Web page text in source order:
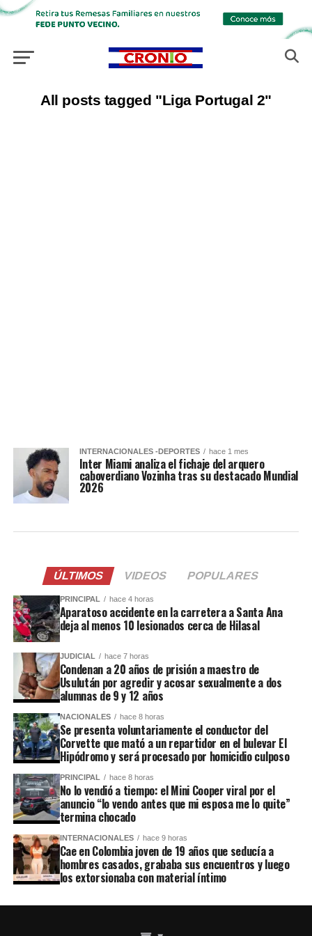
All posts tagged "Liga Portugal 2"
INTERNACIONALES -DEPORTES hace 1 mes
Inter Miami analiza el fichaje del arquero
caboverdiano Vozinha tras su destacado Mundial
2026
ÚLTIMOS VIDEOS POPULARES
PRINCIPAL hace 4 horas
Aparatoso accidente en la carretera a Santa Ana
deja al menos 10 lesionados cerca de Hilasal
JUDICIAL hace 7 horas
Condenan a 20 años de prisión a maestro de
Usulután por agredir y acosar sexualmente a dos
alumnas de 9 y 12 años
NACIONALES hace 8 horas
Se presenta voluntariamente el conductor del
Corvette que mató a un repartidor en el bulevar El
Hipódromo y será procesado por homicidio culposo
PRINCIPAL hace 8 horas
No lo vendió a tiempo: el Mini Cooper viral por el
anuncio “lo vendo antes que mi esposa me lo quite”
termina chocado
INTERNACIONALES hace 9 horas
Cae en Colombia joven de 19 años que seducía a
hombres casados, grababa sus encuentros y luego
los extorsionaba con material íntimo